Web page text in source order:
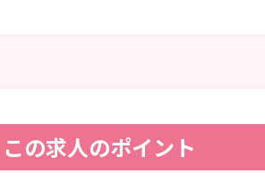
この求人のポイント